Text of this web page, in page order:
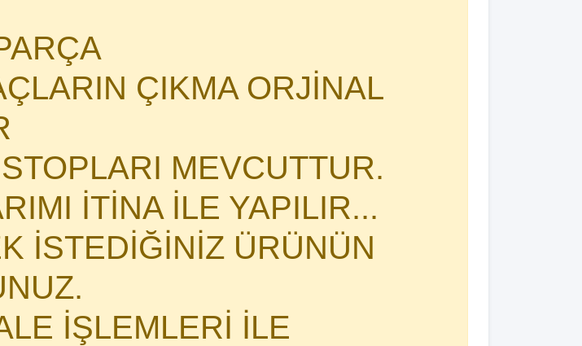
ÇIKMA ORJİNAL
MEVCUTTUR.
İTİNA İLE YAPILIR...
İSTEDİĞİNİZ ÜRÜNÜN
İŞLEMLERİ İLE